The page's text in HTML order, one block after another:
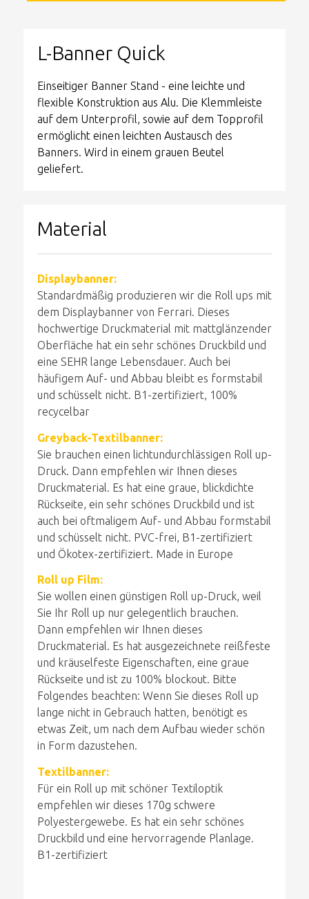
L-Banner Quick
Einseitiger Banner Stand - eine leichte und
flexible Konstruktion aus Alu. Die Klemmleiste
auf dem Unterprofil, sowie auf dem Topprofil
ermöglicht einen leichten Austausch des
Banners. Wird in einem grauen Beutel
geliefert.
Material
Displaybanner:
Standardmäßig produzieren wir die Roll ups mit
dem Displaybanner von Ferrari. Dieses
hochwertige Druckmaterial mit mattglänzender
Oberfläche hat ein sehr schönes Druckbild und
eine SEHR lange Lebensdauer. Auch bei
häufigem Auf- und Abbau bleibt es formstabil
und schüsselt nicht. B1-zertifiziert, 100%
recycelbar
Greyback-Textilbanner:
Sie brauchen einen lichtundurchlässigen Roll up-
Druck. Dann empfehlen wir Ihnen dieses
Druckmaterial. Es hat eine graue, blickdichte
Rückseite, ein sehr schönes Druckbild und ist
auch bei oftmaligem Auf- und Abbau formstabil
und schüsselt nicht. PVC-frei, B1-zertifiziert
und Ökotex-zertifiziert. Made in Europe
Roll up Film:
Sie wollen einen günstigen Roll up-Druck, weil
Sie Ihr Roll up nur gelegentlich brauchen.
Dann empfehlen wir Ihnen dieses
Druckmaterial. Es hat ausgezeichnete reißfeste
und kräuselfeste Eigenschaften, eine graue
Rückseite und ist zu 100% blockout. Bitte
Folgendes beachten: Wenn Sie dieses Roll up
lange nicht in Gebrauch hatten, benötigt es
etwas Zeit, um nach dem Aufbau wieder schön
in Form dazustehen.
Textilbanner:
Für ein Roll up mit schöner Textiloptik
empfehlen wir dieses 170g schwere
Polyestergewebe. Es hat ein sehr schönes
Druckbild und eine hervorragende Planlage.
B1-zertifiziert